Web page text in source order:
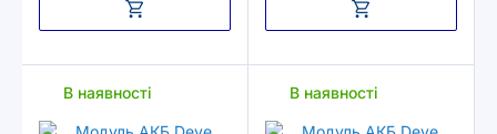
В наявності В наявності